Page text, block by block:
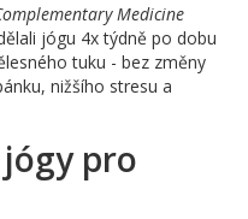
Medicine
jógu 4x týdně po dobu
tuku - bez změny
nižšího stresu a
pro